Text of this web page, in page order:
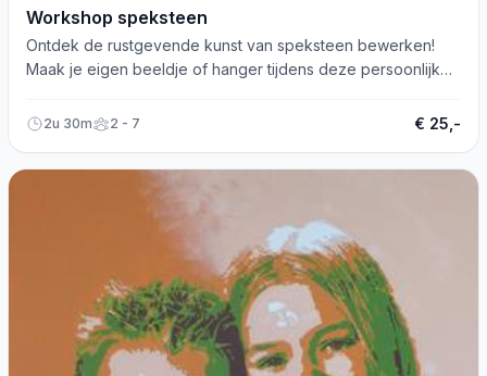
Workshop speksteen
Ontdek de rustgevende kunst van speksteen bewerken!
Maak je eigen beeldje of hanger tijdens deze persoonlijke
2u 30m 2 - 7 € 25,-